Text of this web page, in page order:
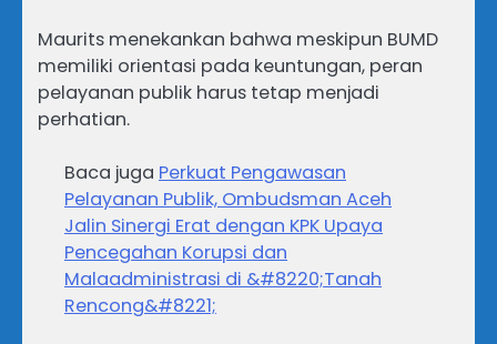
Maurits menekankan bahwa meskipun BUMD
memiliki orientasi pada keuntungan, peran
pelayanan publik harus tetap menjadi
perhatian.
Baca juga Perkuat Pengawasan
Pelayanan Publik, Ombudsman Aceh
Jalin Sinergi Erat dengan KPK Upaya
Pencegahan Korupsi dan
Malaadministrasi di &#8220;Tanah
Rencong&#8221;